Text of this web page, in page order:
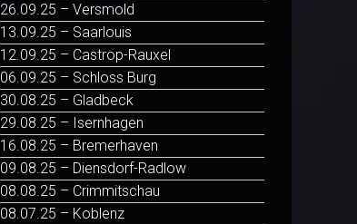
26.09.25 – Versmold
13.09.25 – Saarlouis
12.09.25 – Castrop-Rauxel
06.09.25 – Schloss Burg
30.08.25 – Gladbeck
29.08.25 – Isernhagen
16.08.25 – Bremerhaven
09.08.25 – Diensdorf-Radlow
08.08.25 – Crimmitschau
08.07.25 – Koblenz